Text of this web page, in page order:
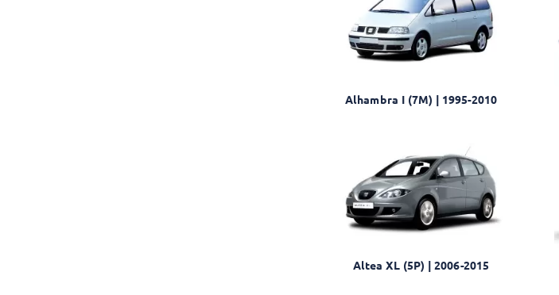
Alhambra I (7M) | 1995-2010
Altea XL (5P) | 2006-2015